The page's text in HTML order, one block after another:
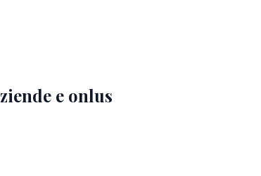
e onlus